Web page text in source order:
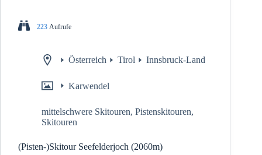
223 Aufrufe
Österreich Tirol Innsbruck-Land
Karwendel
mittelschwere Skitouren, Pistenskitouren,
Skitouren
(Pisten-)Skitour Seefelderjoch (2060m)